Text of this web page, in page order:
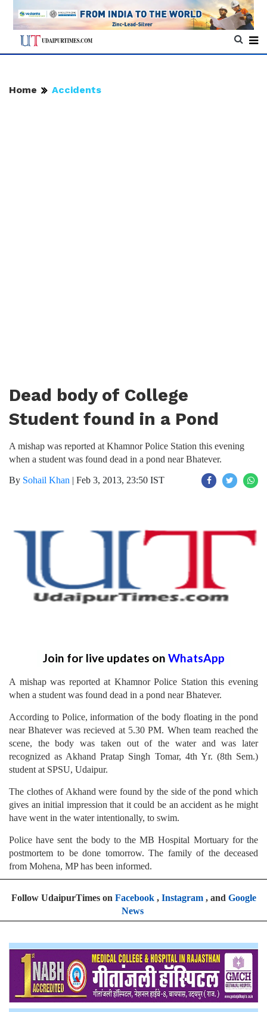
Home Accidents
Dead body of College
Student found in a Pond
A mishap was reported at Khamnor Police Station this evening
when a student was found dead in a pond near Bhatever.
By Sohail Khan | Feb 3, 2013, 23:50 IST
Join for live updates on WhatsApp
A mishap was reported at Khamnor Police Station this evening
when a student was found dead in a pond near Bhatever.
According to Police, information of the body floating in the pond
near Bhatever was recieved at 5.30 PM. When team reached the
scene, the body was taken out of the water and was later
recognized as Akhand Pratap Singh Tomar, 4th Yr. (8th Sem.)
student at SPSU, Udaipur.
The clothes of Akhand were found by the side of the pond which
gives an initial impression that it could be an accident as he might
have went in the water intentionally, to swim.
Police have sent the body to the MB Hospital Mortuary for the
postmortem to be done tomorrow. The family of the deceased
from Mohena, MP has been informed.
Follow UdaipurTimes on Facebook, Instagram, and Google
News